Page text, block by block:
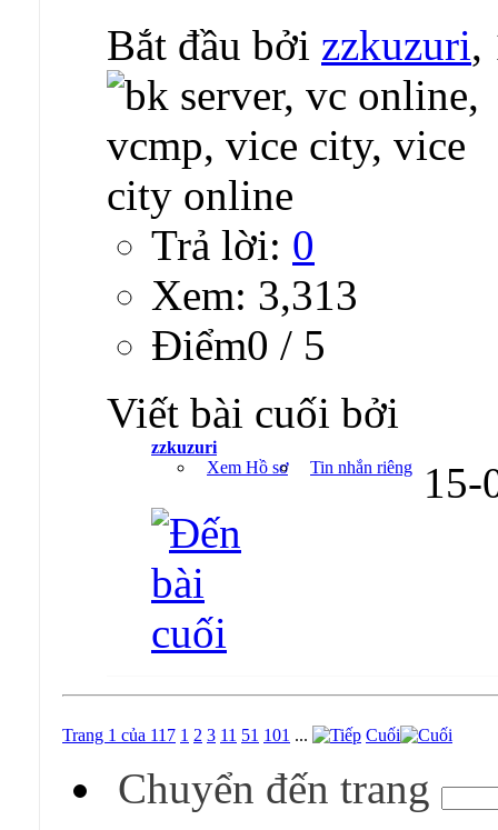
Bắt đầu bởi zzkuzuri,
Trả lời: 0
Xem: 3,313
Ðiểm0 / 5
Viết bài cuối bởi
zzkuzuri
Xem Hồ sơ
Tin nhắn riêng
Trang 1 của 117 1 2 3 11 51 101 ... Cuối
Chuyển đến trang